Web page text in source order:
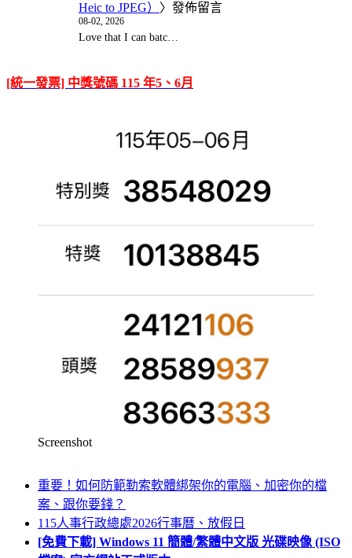
Heic to JPEG） 〉發佈留言
08-02, 2026
Love that I can batc…
[統一發票] 中獎號碼 115 年5、6月
Screenshot
重要！如何防範勒索軟體綁架你的電腦、加密你的檔
案、跟你要錢？
115人事行政總處2026行事曆、放假日
[免費下載] Windows 11 簡體/繁體中文版 光碟映像 (ISO